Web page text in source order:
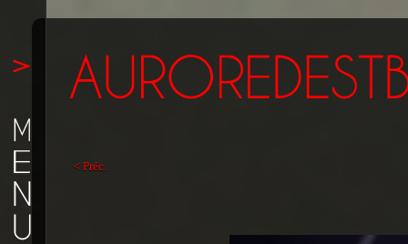
< Préc.